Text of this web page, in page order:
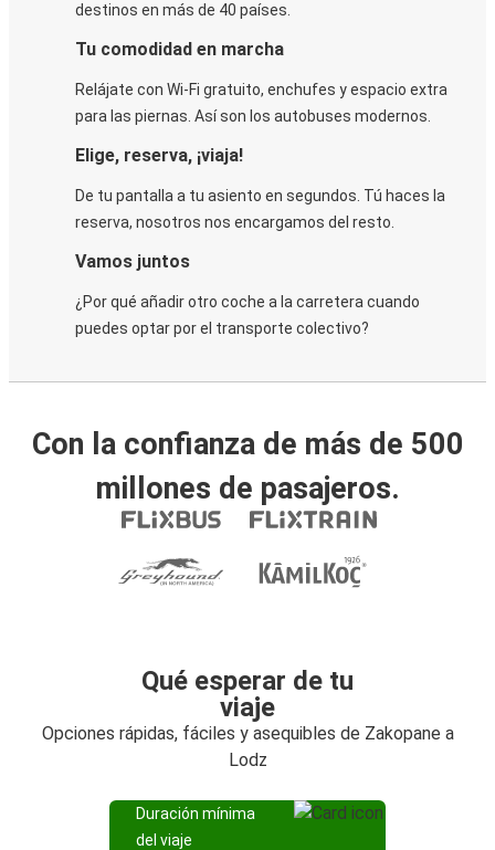
destinos en más de 40 países.
Tu comodidad en marcha
Relájate con Wi-Fi gratuito, enchufes y espacio extra
para las piernas. Así son los autobuses modernos.
Elige, reserva, ¡viaja!
De tu pantalla a tu asiento en segundos. Tú haces la
reserva, nosotros nos encargamos del resto.
Vamos juntos
¿Por qué añadir otro coche a la carretera cuando
puedes optar por el transporte colectivo?
Con la confianza de más de 500
millones de pasajeros.
Qué esperar de tu
viaje
Opciones rápidas, fáciles y asequibles de Zakopane a
Lodz
Duración mínima
del viaje